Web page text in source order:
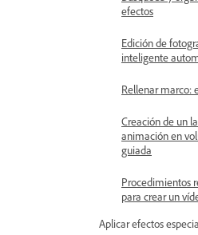
efectos
Edición de
inteligente
Rellenar marco:
Creación de un
animación en
guiada
Procedimientos
para crear un
Aplicar efectos